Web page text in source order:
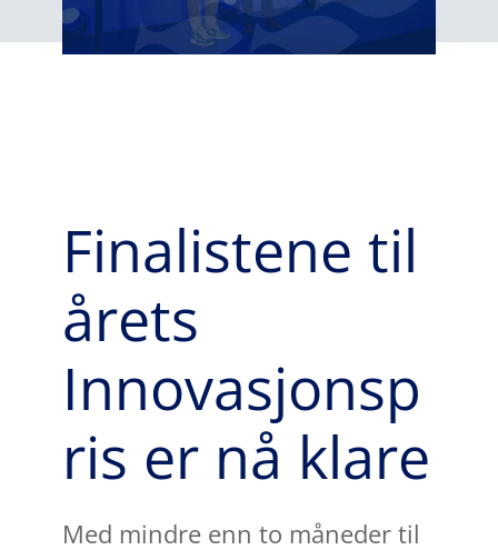
Finalistene til
årets
Innovasjonsp
ris er nå klare
Med mindre enn to måneder til